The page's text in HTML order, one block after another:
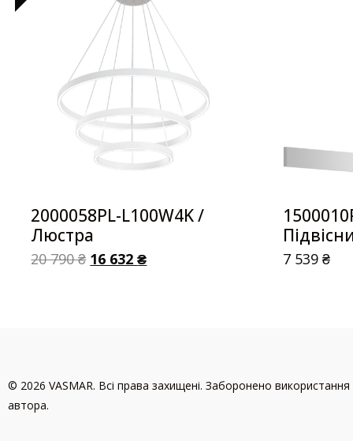
2000058PL-L100W4K /
Люстра
20 790₴ 16 632₴ 7 539₴
© 2026 VASMAR. Всі права захищені. Заборонено використання
автора.